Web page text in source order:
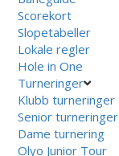
Scorekort
Slopetabeller
Lokale regler
Hole in One
Turneringer
Klubb turneringer
Senior turneringer
Dame turnering
Olyo Junior Tour